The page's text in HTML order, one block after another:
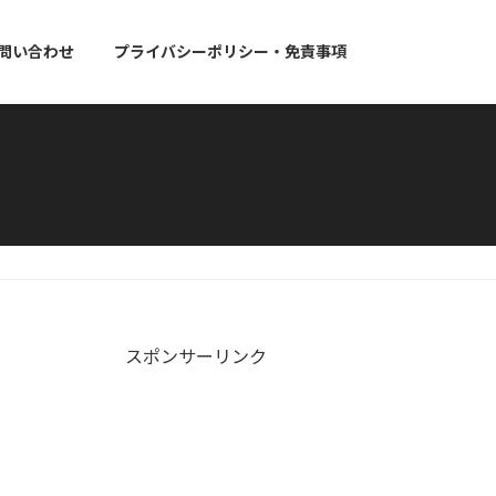
い合わせ プライバシーポリシー・免責事項
スポンサーリンク